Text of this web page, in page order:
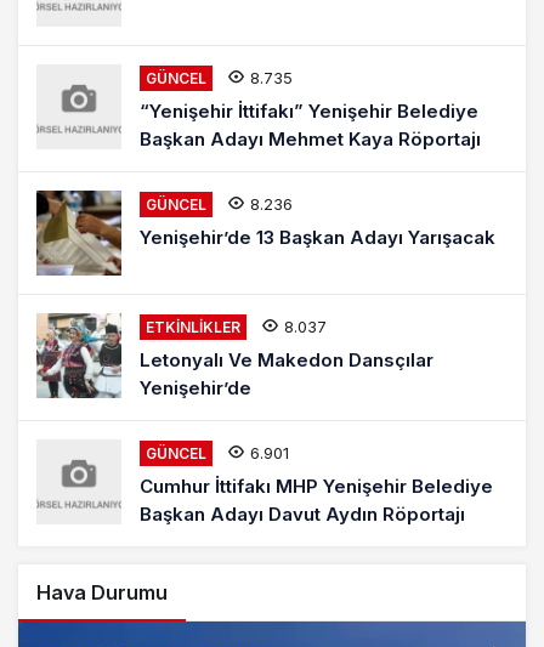
GÜNCEL 8.735
“Yenişehir İttifakı” Yenişehir Belediye
Başkan Adayı Mehmet Kaya Röportajı
GÜNCEL 8.236
Yenişehir’de 13 Başkan Adayı Yarışacak
ETKINLIKLER 8.037
Letonyalı Ve Makedon Dansçılar
Yenişehir’de
GÜNCEL 6.901
Cumhur İttifakı MHP Yenişehir Belediye
Başkan Adayı Davut Aydın Röportajı
Hava Durumu